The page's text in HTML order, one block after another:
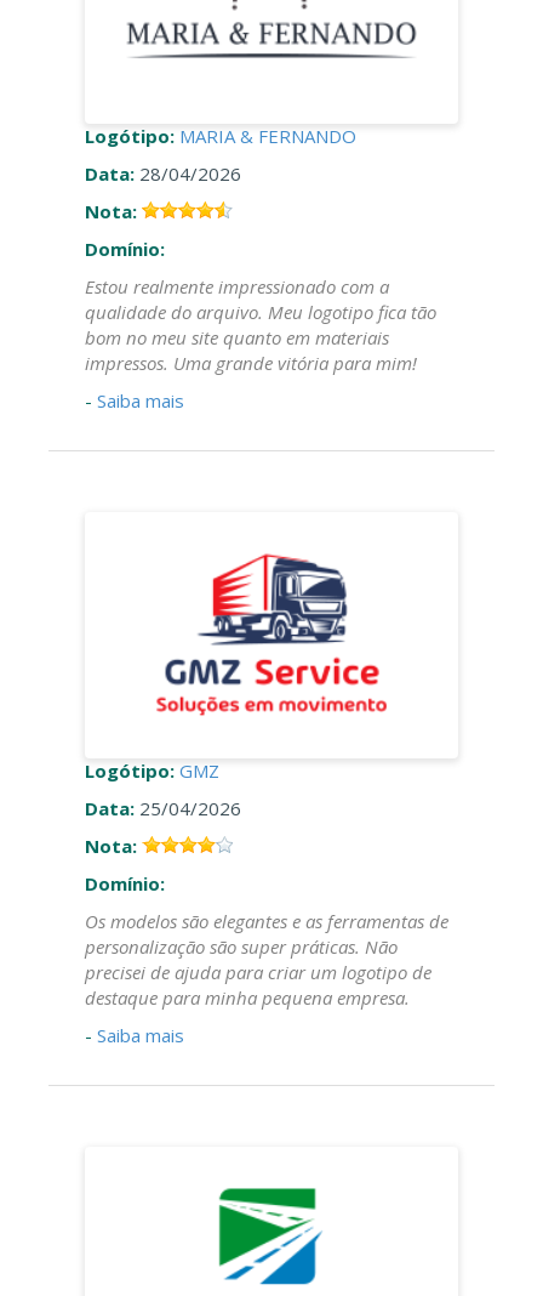
Logótipo: MARIA & FERNANDO
Data: 28/04/2026
Nota:
Domínio:
Estou realmente impressionado com a
qualidade do arquivo. Meu logotipo fica tão
bom no meu site quanto em materiais
impressos. Uma grande vitória para mim!
- Saiba mais
Logótipo: GMZ
Data: 25/04/2026
Nota:
Domínio:
Os modelos são elegantes e as ferramentas de
personalização são super práticas. Não
precisei de ajuda para criar um logotipo de
destaque para minha pequena empresa.
- Saiba mais